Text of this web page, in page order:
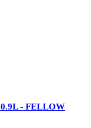
- FELLOW